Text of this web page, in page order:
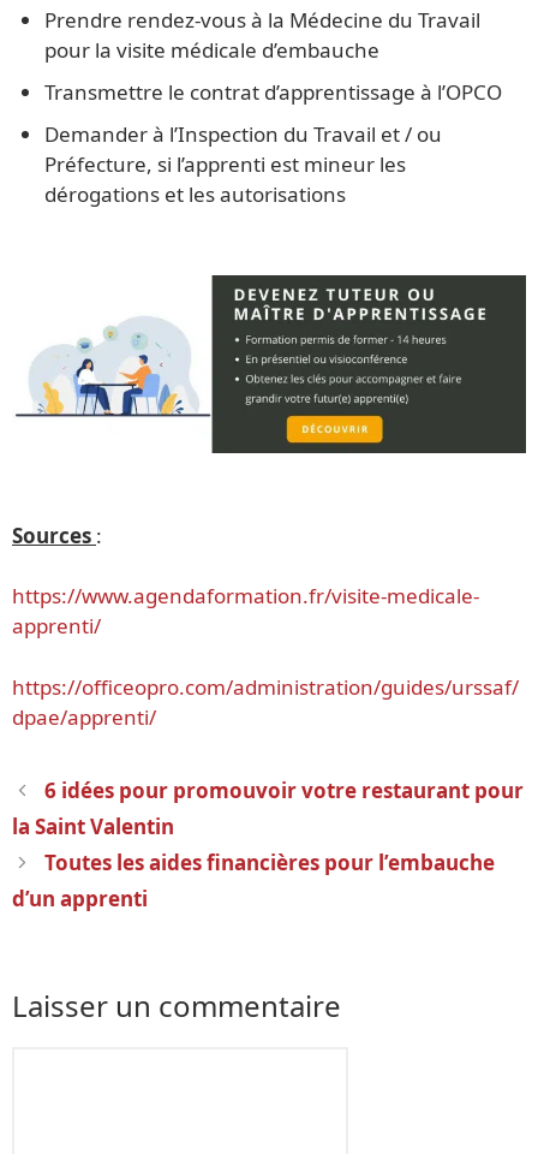
Prendre rendez-vous à la Médecine du Travail
pour la visite médicale d’embauche
Transmettre le contrat d’apprentissage à l’OPCO
Demander à l’Inspection du Travail et / ou
Préfecture, si l’apprenti est mineur les
dérogations et les autorisations
Sources :
https://www.agendaformation.fr/visite-medicale-
apprenti/
https://officeopro.com/administration/guides/urssaf/
dpae/apprenti/
Navigation
des
6 idées pour promouvoir votre restaurant pour
la Saint Valentin
Toutes les aides financières pour l’embauche
d’un apprenti
Laisser un commentaire